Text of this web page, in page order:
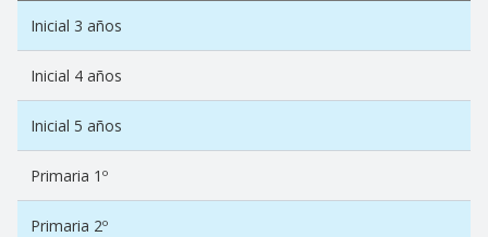
Inicial 3 años
Inicial 4 años
Inicial 5 años
Primaria 1º
Primaria 2º